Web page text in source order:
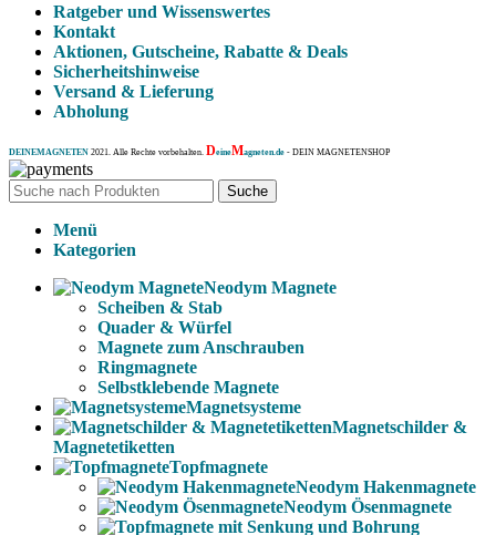
Ratgeber und Wissenswertes
Kontakt
Aktionen, Gutscheine, Rabatte & Deals
Sicherheitshinweise
Versand & Lieferung
Abholung
DEINEMAGNETEN 2021. Alle Rechte vorbehalten. DeineMagneten.de - DEIN MAGNETENSHOP
Suche
Menü
Kategorien
Neodym Magnete
Scheiben & Stab
Quader & Würfel
Magnete zum Anschrauben
Ringmagnete
Selbstklebende Magnete
Magnetsysteme
Magnetschilder &
Magnetetiketten
Topfmagnete
Neodym Hakenmagnete
Neodym Ösenmagnete